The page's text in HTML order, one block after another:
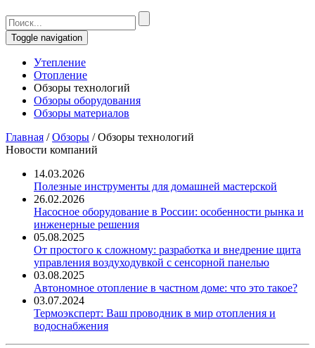
Toggle navigation
Утепление
Отопление
Обзоры технологий
Обзоры оборудования
Обзоры материалов
Главная /Обзоры /Обзоры технологий
Новости компаний
14.03.2026
Полезные инструменты для домашней мастерской
26.02.2026
Насосное оборудование в России: особенности рынка и
инженерные решения
05.08.2025
От простого к сложному: разработка и внедрение щита
управления воздуходувкой с сенсорной панелью
03.08.2025
Автономное отопление в частном доме: что это такое?
03.07.2024
Термоэксперт: Ваш проводник в мир отопления и
водоснабжения